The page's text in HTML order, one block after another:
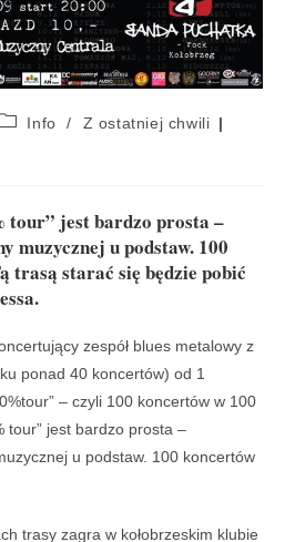
Info /
Z ostatniej chwili
tour” jest bardzo prosta –
muzycznej u podstaw. 100
trasą starać się będzie pobić
zespół blues metalowy z
ponad 40 koncertów) od 1
– czyli 100 koncertów w 100
tour” jest bardzo prosta –
u podstaw. 100 koncertów
trasy zagra w kołobrzeskim klubie